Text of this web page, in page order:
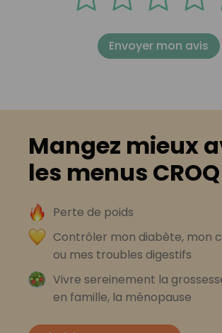
Envoyer mon avis
Mangez mieux
les menus
Perte de poids
Contrôler mon diabète, mon
ou mes troubles digestifs
Vivre sereinement la
en famille, la ménopause